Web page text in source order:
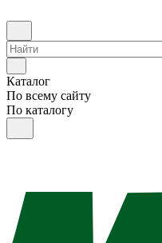
Каталог
По всему сайту
По каталогу